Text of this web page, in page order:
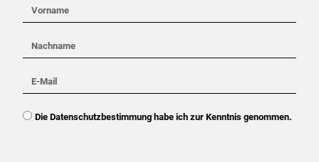
Vorname
Nachname
DSGVO
Die Datenschutzbestimmung habe ich zur Kenntnis genommen.